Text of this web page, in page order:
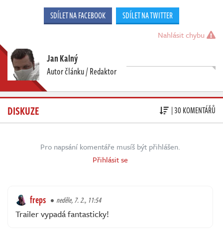
SDÍLET NA FACEBOOK SDÍLET NA TWITTER
Nahlásit chybu
Jan Kalný
Autor článku / Redaktor
DISKUZE | 30 KOMENTÁŘŮ
Pro napsání komentáře musíš být přihlášen.
Přihlásit se
freps neděle, 7. 2., 11:54
Trailer vypadá fantasticky!